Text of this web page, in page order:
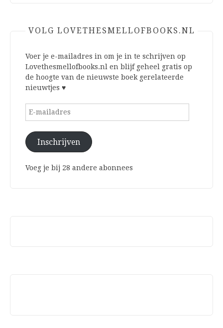
VOLG LOVETHESMELLOFBOOKS.NL
Voer je e-mailadres in om je in te schrijven op
Lovethesmellofbooks.nl en blijf geheel gratis op
de hoogte van de nieuwste boek gerelateerde
nieuwtjes ♥
E-
Inschrijven
Voeg je bij 28 andere abonnees